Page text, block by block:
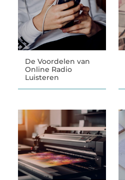
De Voordelen van
Online Radio
Luisteren